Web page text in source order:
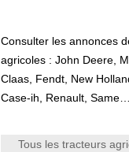
Consulter les annonces
agricoles : John Deere,
Claas, Fendt, New
Case-ih, Renault, Same…
Tous les tracteurs